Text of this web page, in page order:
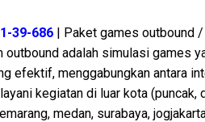
39-686 | Paket games outbound
adalah simulasi games
efektif, menggabungkan antara
kegiatan di luar kota (puncak,
medan, surabaya,